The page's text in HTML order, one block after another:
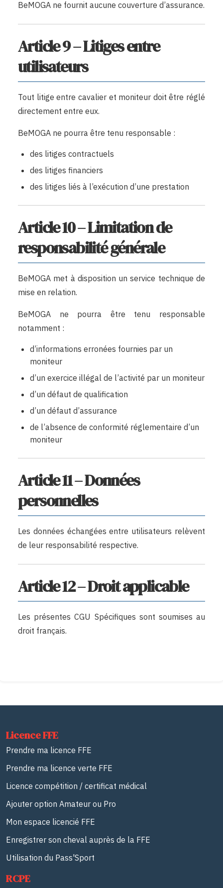
BeMOGA ne fournit aucune couverture d’assurance.
Article 9 – Litiges entre
utilisateurs
Tout litige entre cavalier et moniteur doit être réglé
directement entre eux.
BeMOGA ne pourra être tenu responsable :
des litiges contractuels
des litiges financiers
des litiges liés à l’exécution d’une prestation
Article 10 – Limitation de
responsabilité générale
BeMOGA met à disposition un service technique de
mise en relation.
BeMOGA ne pourra être tenu responsable
notamment :
d’informations erronées fournies par un
moniteur
d’un exercice illégal de l’activité par un moniteur
d’un défaut de qualification
d’un défaut d’assurance
de l’absence de conformité réglementaire d’un
moniteur
Article 11 – Données
personnelles
Les données échangées entre utilisateurs relèvent
de leur responsabilité respective.
Article 12 – Droit applicable
Les présentes CGU Spécifiques sont soumises au
droit français.
Licence FFE
Prendre ma licence FFE
Prendre ma licence verte FFE
Licence compétition / certificat médical
Ajouter option Amateur ou Pro
Mon espace licencié FFE
Enregistrer son cheval auprès de la FFE
Utilisation du Pass'Sport
RCPE